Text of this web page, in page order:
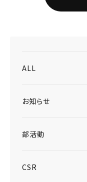
ALL
お知らせ
部活動
CSR